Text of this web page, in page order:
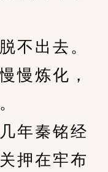
出去。
炼化，
年秦铭经
押在牢布